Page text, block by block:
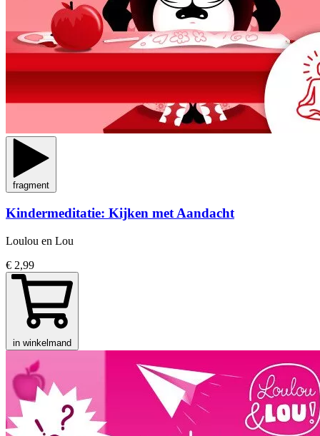
fragment
Kindermeditatie: Kijken met Aandacht
Loulou en Lou
€ 2,99
in winkelmand